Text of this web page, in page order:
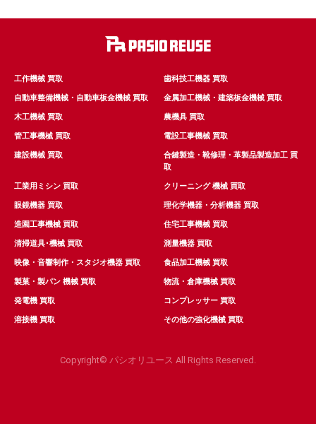
工作機械 買取 歯科技工機器 買取
自動車整備機械・自動車板金機械 買取 金属加工機械・建築板金機械 買取
木工機械 買取 農機具 買取
管工事機械 買取 電設工事機械 買取
建設機械 買取
合鍵製造・靴修理・革製品製造加工 買
取
工業用ミシン 買取 クリーニング 機械 買取
眼鏡機器 買取 理化学機器・分析機器 買取
造園工事機械 買取 住宅工事機械 買取
清掃道具･機械 買取 測量機器 買取
映像・音響制作・スタジオ機器 買取 食品加工機械 買取
製菓・製パン 機械 買取 物流・倉庫機械 買取
発電機 買取 コンプレッサー 買取
溶接機 買取 その他の強化機械 買取
Copyright© パシオリユース All Rights Reserved.